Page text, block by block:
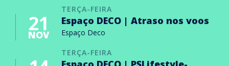
TERÇA-FEIRA
21
NOV
Espaço DECO | Atraso nos voos
Espaço Deco
TERÇA-FEIRA